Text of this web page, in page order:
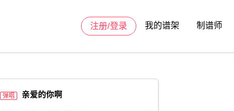
注册/登录 我的谱架 制谱师
弹唱 亲爱的你啊